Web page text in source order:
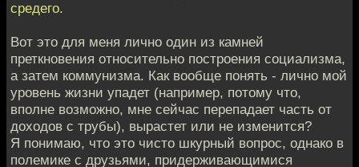
средего.
Вот это для меня лично один из камней
преткновения относительно построения социализма,
а затем коммунизма. Как вообще понять - лично мой
уровень жизни упадет (например, потому что,
вполне возможно, мне сейчас перепадает часть от
доходов с трубы), вырастет или не изменится?
Я понимаю, что это чисто шкурный вопрос, однако в
полемике с друзьями, придерживающимися